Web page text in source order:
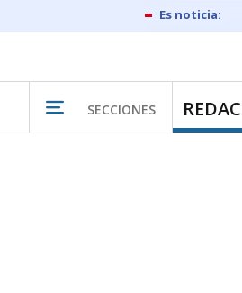
SECCIONES